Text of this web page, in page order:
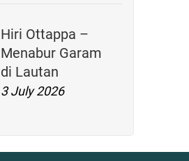
Hiri Ottappa –
Menabur Garam
di Lautan
3 July 2026